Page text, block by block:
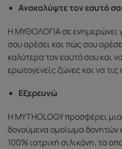
Ανακαλύψτε τον εαυτό
Η ΜΥΘΟΛΟΓΙΑ σε ενημερώνει
σου αρέσει και πώς σου
καλύτερα τον εαυτό σου και
ερωτογενείς ζώνες και να
Εξερευνώ
Η MYTHOLOGY προσφέρει
δονούμενα ομοίωμα
100% ιατρική σιλικόνη, τα